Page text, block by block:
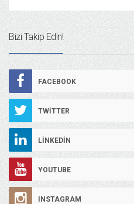
Bizi Takip Edin!
FACEBOOK
TWITTER
LINKEDIN
YOUTUBE
INSTAGRAM